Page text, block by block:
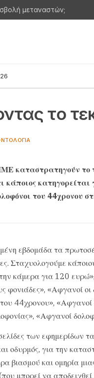
μεταναστών;
το
καταστρατηγούν το
κάποιος
του 44χρονου
εβδομάδα τα
Σταχυολογούμε
κάμερα για 120
φονιάδες», «Αφγανοί
44χρονου», «Αφγανοί
«Αφγανοί
των εφημερίδων
οδυρμός, για την
βιασμού και ομηρία
μπορεί να